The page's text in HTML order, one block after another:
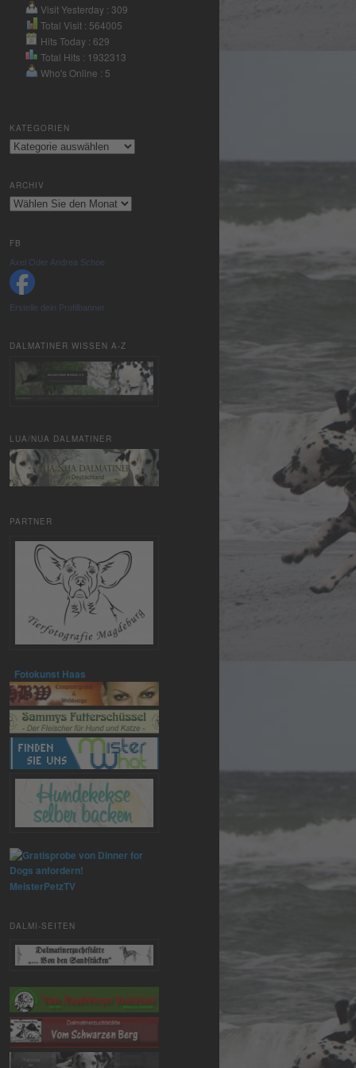
Nutzung des
Service zu, um
dieses Video
anzusehen.
Akzeptieren
Consent
eRecht24
Visit Yesterday : 309
Total Visit : 564005
Hits Today : 629
Total Hits : 1932313
Who's Online : 5
KATEGORIEN
Kategorien
ARCHIV
Archiv
FB
Axel Oder Andrea Schoe
Erstelle dein Profilbanner
DALMATINER WISSEN A-Z
LUA/NUA DALMATINER
PARTNER
Fotokunst Haas
MeisterPetzTV
DALMI-SEITEN